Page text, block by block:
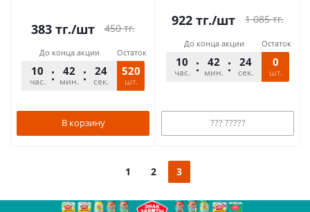
383 тг./шт 450тг.
До конца акции
10
час.
42
мин.
24
сек.
Остаток
520
шт.
В корзину
922 тг./шт 1 085тг.
До конца акции
10
час.
42
мин.
24
сек.
Остаток
0
шт.
??? ?????
1 2 3